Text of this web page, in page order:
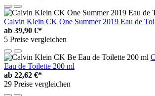
Calvin Klein CK One Summer 2019 Eau de
ab 39,90 €*
5 Preise vergleichen
Eau de Toilette 200 ml
ab 22,62 €*
29 Preise vergleichen